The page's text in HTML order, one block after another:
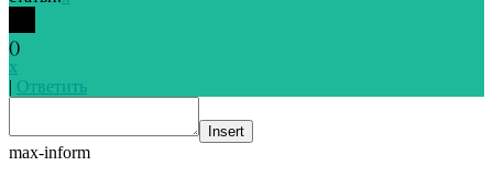
()
x
| Ответить
Insert
max-inform